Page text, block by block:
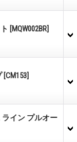
[MQW002BR]
[CM153]
ライン プルオー